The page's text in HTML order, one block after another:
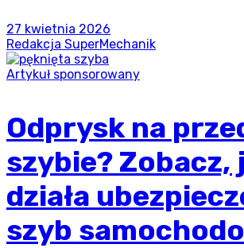
27 kwietnia 2026
Redakcja SuperMechanik
Artykuł sponsorowany
Odprysk na
szybie? Zobacz,
działa
szyb